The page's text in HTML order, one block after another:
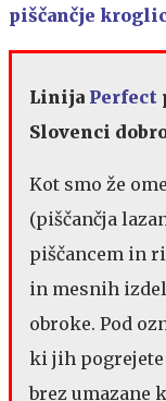
piščančje
Linija Perfect
Slovenci
Kot smo že
(piščančja
piščancem in
in mesnih
obroke. Pod
ki jih
brez umazane